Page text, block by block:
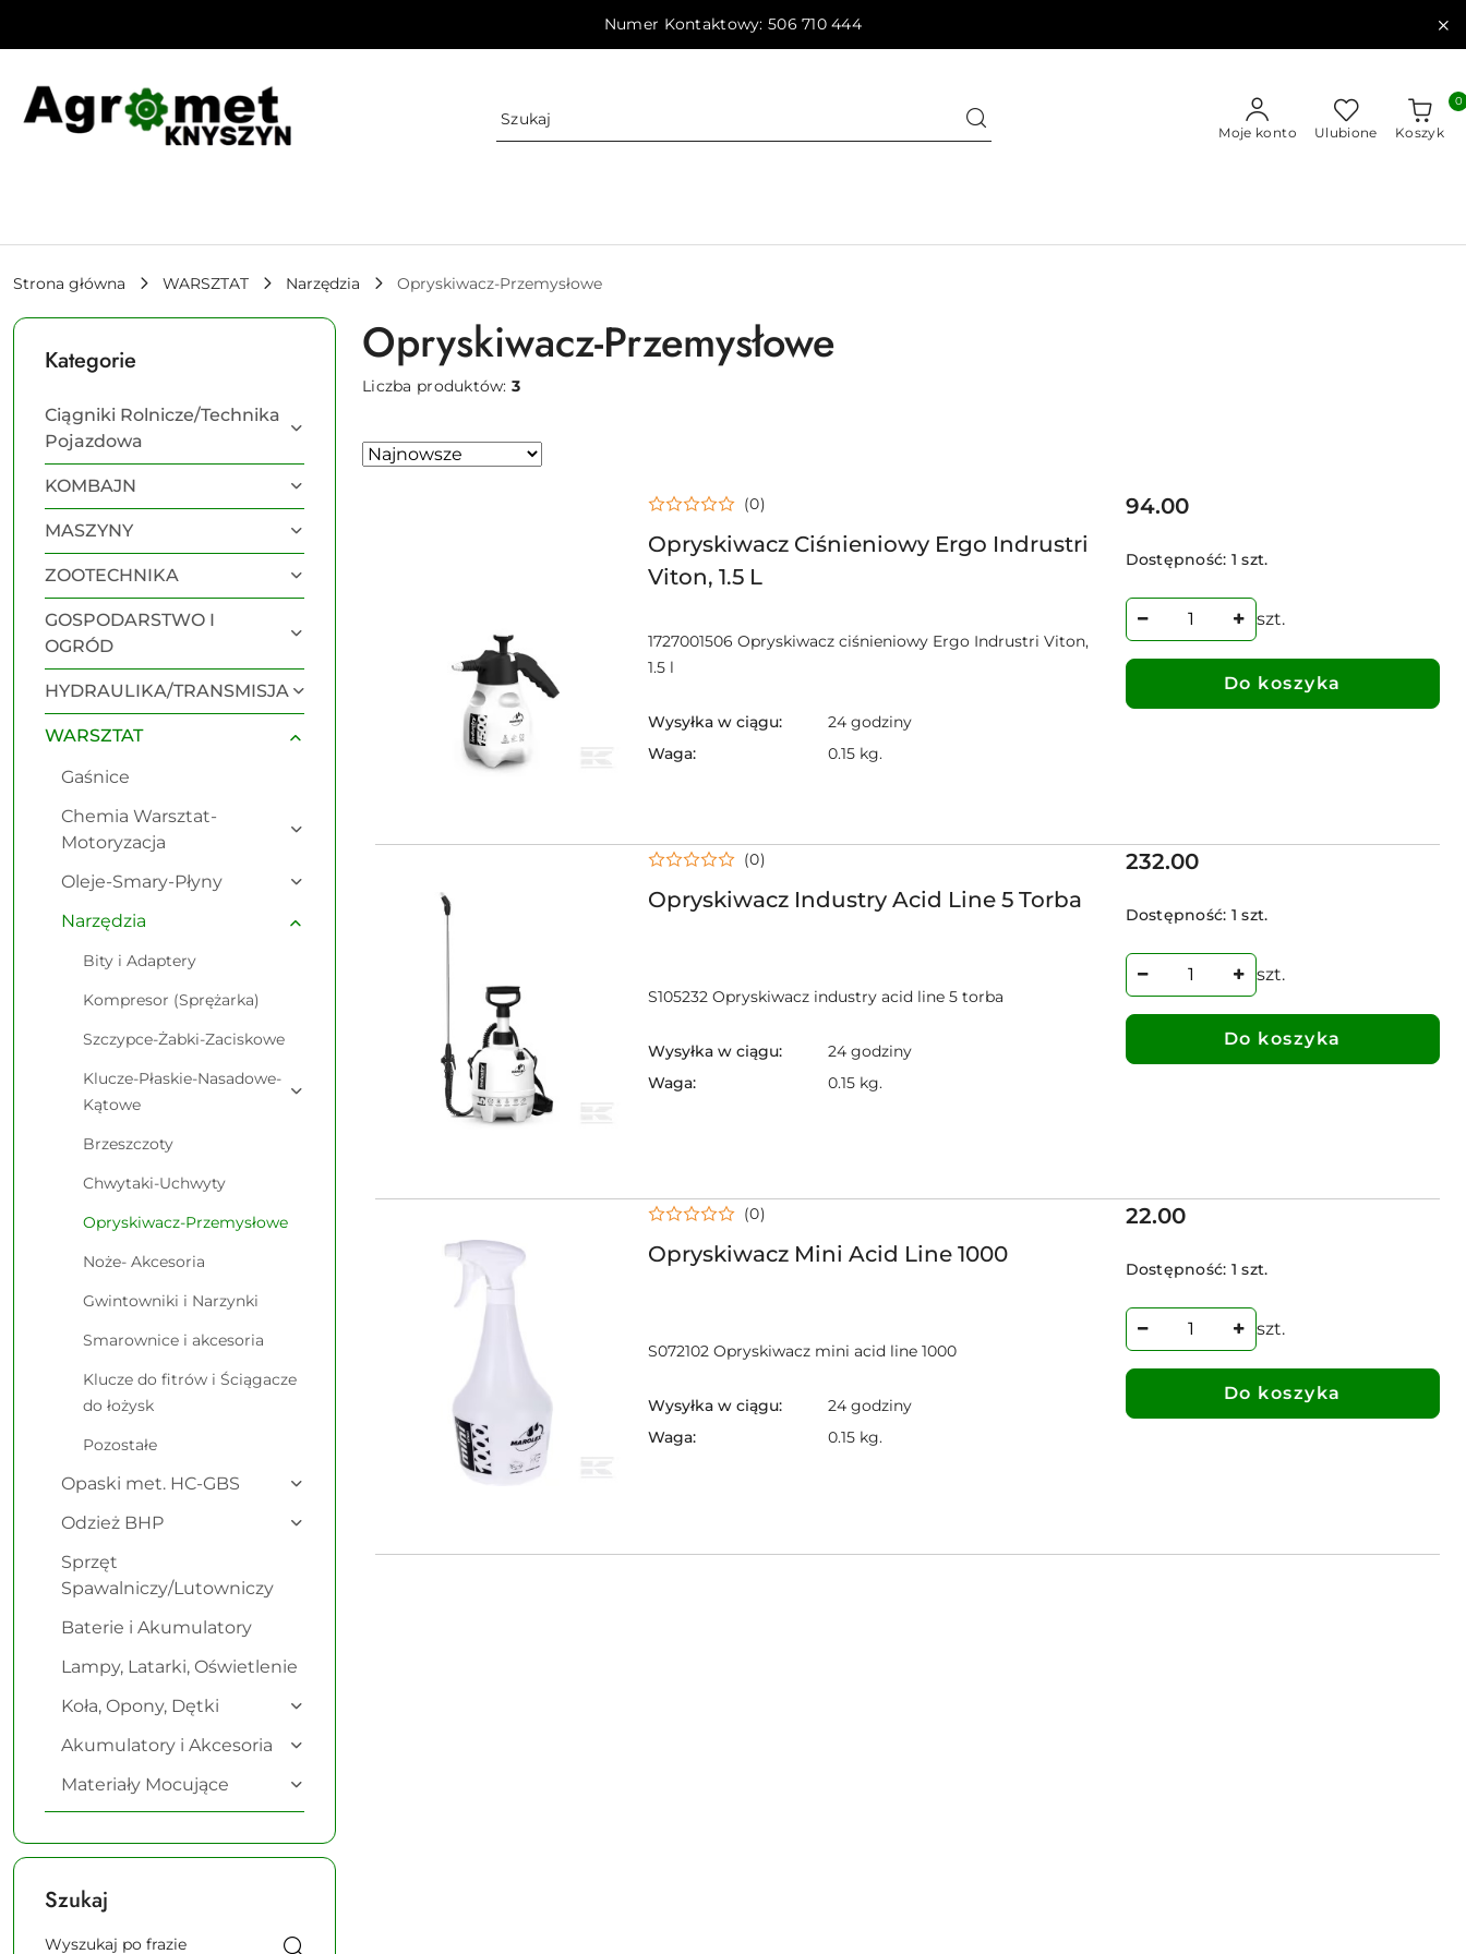
Numer Kontaktowy: 506 710 444
Moje konto Ulubione Koszyk
0
Strona główna WARSZTAT Narzędzia Opryskiwacz-Przemysłowe
Kategorie
Ciągniki Rolnicze/Technika
Pojazdowa
KOMBAJN
MASZYNY
ZOOTECHNIKA
GOSPODARSTWO I
OGRÓD
HYDRAULIKA/TRANSMISJA
WARSZTAT
Gaśnice
Chemia Warsztat-
Motoryzacja
Oleje-Smary-Płyny
Narzędzia
Bity i Adaptery
Kompresor (Sprężarka)
Szczypce-Żabki-Zaciskowe
Klucze-Płaskie-Nasadowe-
Kątowe
Brzeszczoty
Chwytaki-Uchwyty
Opryskiwacz-Przemysłowe
Noże- Akcesoria
Gwintowniki i Narzynki
Smarownice i akcesoria
Klucze do fitrów i Ściągacze
do łożysk
Pozostałe
Opaski met. HC-GBS
Odzież BHP
Sprzęt
Spawalniczy/Lutowniczy
Baterie i Akumulatory
Lampy, Latarki, Oświetlenie
Koła, Opony, Dętki
Akumulatory i Akcesoria
Materiały Mocujące
Szukaj
Opryskiwacz-Przemysłowe
Liczba produktów:3
Zastosowano
Sortuj
Opryskiwacz Ciśnieniowy Ergo Indrustri
Viton, 1.5 L
(0)
1727001506 Opryskiwacz ciśnieniowy Ergo Indrustri Viton,
1.5 l
Wysyłka w ciągu:
24 godziny
Waga:
0.15 kg.
Cena:
94.00
Dostępność: 1 szt.
szt.
Do koszyka
Opryskiwacz Industry Acid Line 5 Torba
(0)
S105232 Opryskiwacz industry acid line 5 torba
Wysyłka w ciągu:
24 godziny
Waga:
0.15 kg.
Cena:
232.00
Dostępność: 1 szt.
szt.
Do koszyka
Opryskiwacz Mini Acid Line 1000
(0)
S072102 Opryskiwacz mini acid line 1000
Wysyłka w ciągu:
24 godziny
Waga:
0.15 kg.
Cena:
22.00
Dostępność: 1 szt.
szt.
Do koszyka